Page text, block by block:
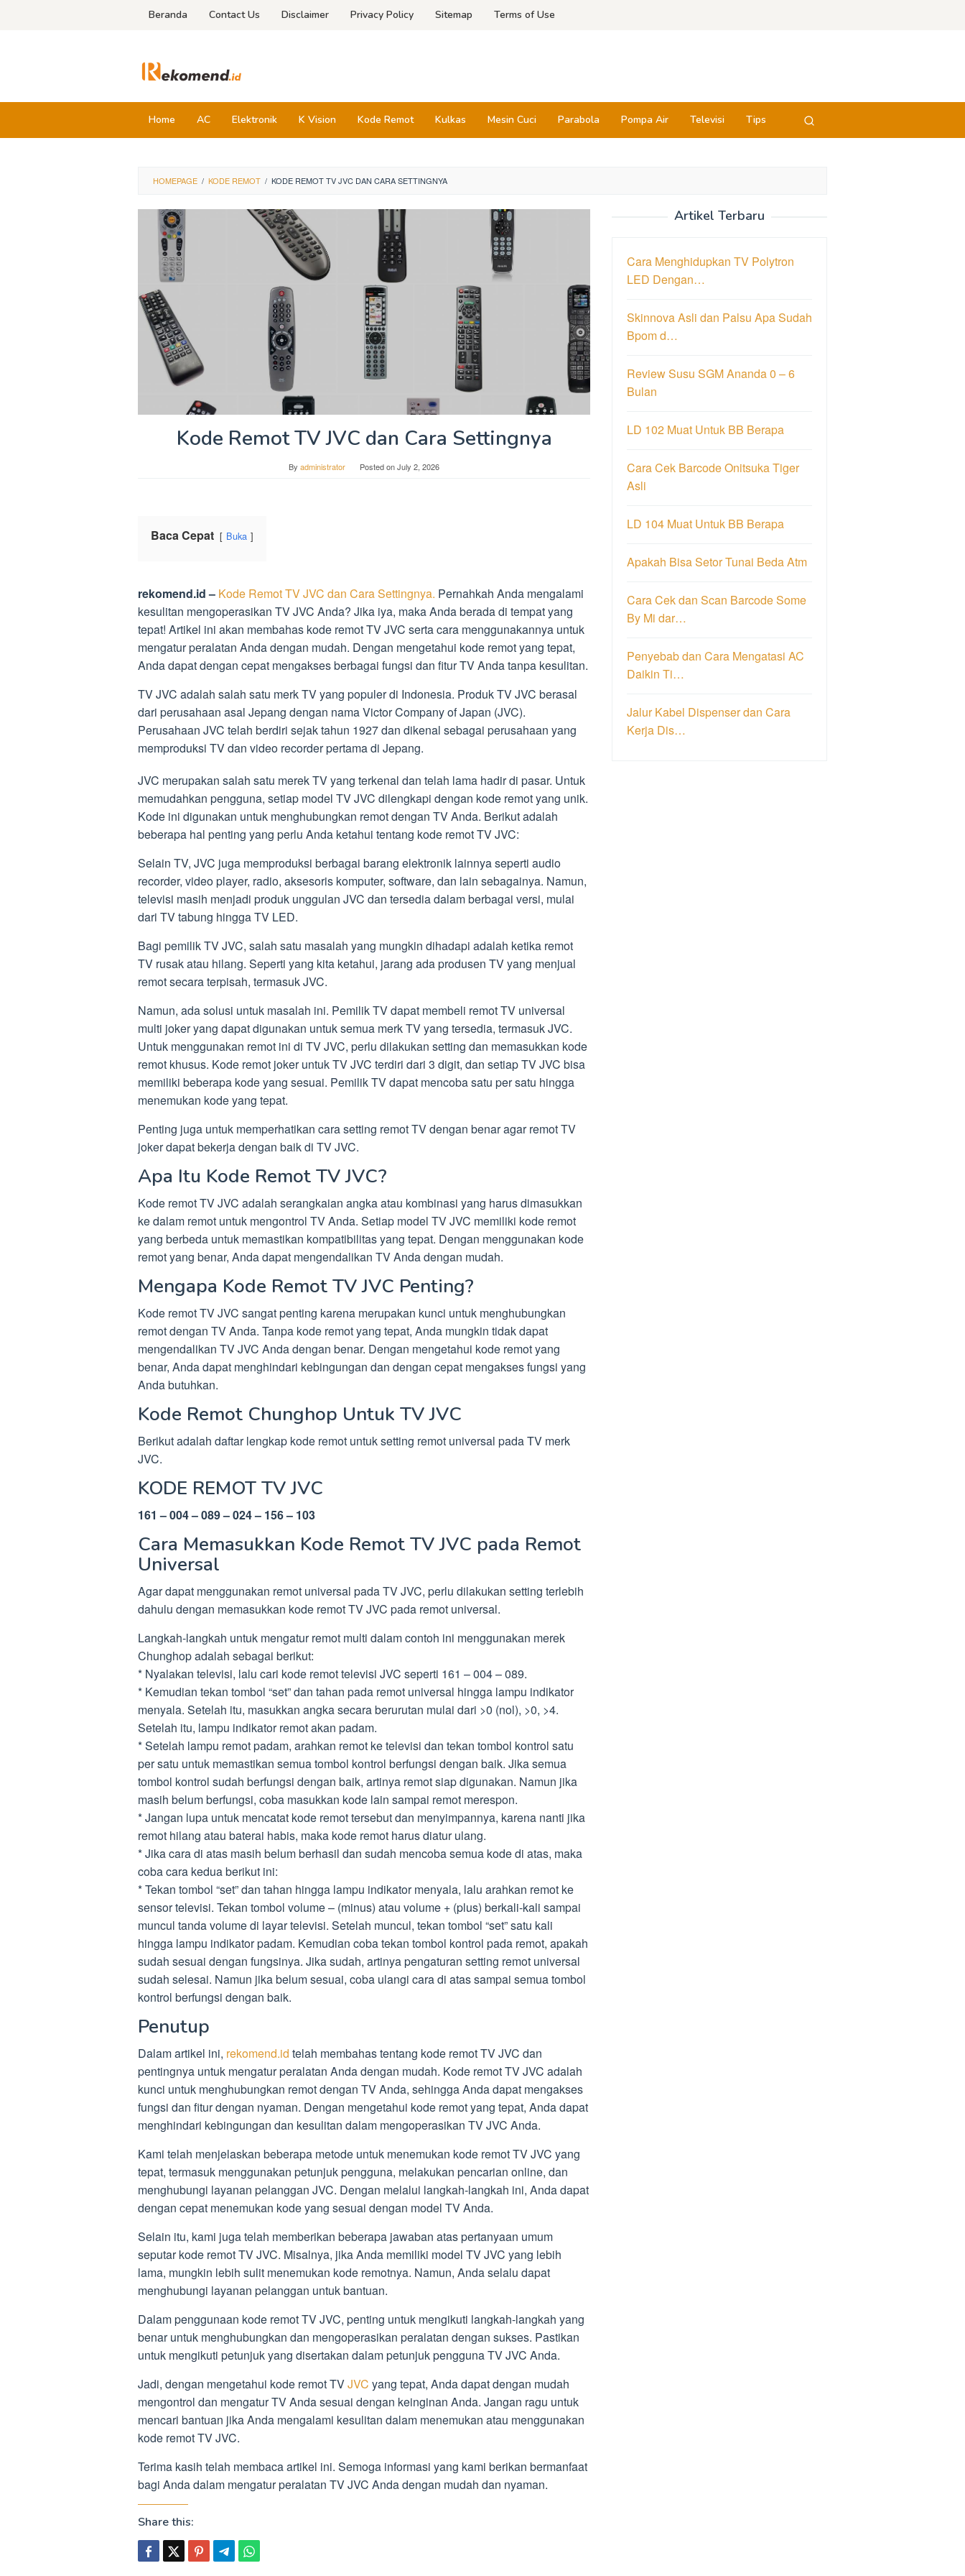
Beranda Contact Us Disclaimer Privacy Policy Sitemap Terms of Use
Home AC Elektronik K Vision Kode Remot Kulkas Mesin Cuci Parabola Pompa Air Televisi Tips
HOMEPAGE / KODE REMOT / KODE REMOT TV JVC DAN CARA SETTINGNYA
Kode Remot TV JVC dan Cara Settingnya
By administrator Posted onJuly 2, 2026
Baca Cepat Buka
rekomend.id – Kode Remot TV JVC dan Cara Settingnya. Pernahkah Anda mengalami
kesulitan mengoperasikan TV JVC Anda? Jika iya, maka Anda berada di tempat yang
tepat! Artikel ini akan membahas kode remot TV JVC serta cara menggunakannya untuk
mengatur peralatan Anda dengan mudah. Dengan mengetahui kode remot yang tepat,
Anda dapat dengan cepat mengakses berbagai fungsi dan fitur TV Anda tanpa kesulitan.
TV JVC adalah salah satu merk TV yang populer di Indonesia. Produk TV JVC berasal
dari perusahaan asal Jepang dengan nama Victor Company of Japan (JVC).
Perusahaan JVC telah berdiri sejak tahun 1927 dan dikenal sebagai perusahaan yang
memproduksi TV dan video recorder pertama di Jepang.
JVC merupakan salah satu merek TV yang terkenal dan telah lama hadir di pasar. Untuk
memudahkan pengguna, setiap model TV JVC dilengkapi dengan kode remot yang unik.
Kode ini digunakan untuk menghubungkan remot dengan TV Anda. Berikut adalah
beberapa hal penting yang perlu Anda ketahui tentang kode remot TV JVC:
Selain TV, JVC juga memproduksi berbagai barang elektronik lainnya seperti audio
recorder, video player, radio, aksesoris komputer, software, dan lain sebagainya. Namun,
televisi masih menjadi produk unggulan JVC dan tersedia dalam berbagai versi, mulai
dari TV tabung hingga TV LED.
Bagi pemilik TV JVC, salah satu masalah yang mungkin dihadapi adalah ketika remot
TV rusak atau hilang. Seperti yang kita ketahui, jarang ada produsen TV yang menjual
remot secara terpisah, termasuk JVC.
Namun, ada solusi untuk masalah ini. Pemilik TV dapat membeli remot TV universal
multi joker yang dapat digunakan untuk semua merk TV yang tersedia, termasuk JVC.
Untuk menggunakan remot ini di TV JVC, perlu dilakukan setting dan memasukkan kode
remot khusus. Kode remot joker untuk TV JVC terdiri dari 3 digit, dan setiap TV JVC bisa
memiliki beberapa kode yang sesuai. Pemilik TV dapat mencoba satu per satu hingga
menemukan kode yang tepat.
Penting juga untuk memperhatikan cara setting remot TV dengan benar agar remot TV
joker dapat bekerja dengan baik di TV JVC.
Apa Itu Kode Remot TV JVC?
Kode remot TV JVC adalah serangkaian angka atau kombinasi yang harus dimasukkan
ke dalam remot untuk mengontrol TV Anda. Setiap model TV JVC memiliki kode remot
yang berbeda untuk memastikan kompatibilitas yang tepat. Dengan menggunakan kode
remot yang benar, Anda dapat mengendalikan TV Anda dengan mudah.
Mengapa Kode Remot TV JVC Penting?
Kode remot TV JVC sangat penting karena merupakan kunci untuk menghubungkan
remot dengan TV Anda. Tanpa kode remot yang tepat, Anda mungkin tidak dapat
mengendalikan TV JVC Anda dengan benar. Dengan mengetahui kode remot yang
benar, Anda dapat menghindari kebingungan dan dengan cepat mengakses fungsi yang
Anda butuhkan.
Kode Remot Chunghop Untuk TV JVC
Berikut adalah daftar lengkap kode remot untuk setting remot universal pada TV merk
JVC.
KODE REMOT TV JVC
161 – 004 – 089 – 024 – 156 – 103
Cara Memasukkan Kode Remot TV JVC pada Remot
Universal
Agar dapat menggunakan remot universal pada TV JVC, perlu dilakukan setting terlebih
dahulu dengan memasukkan kode remot TV JVC pada remot universal.
Langkah-langkah untuk mengatur remot multi dalam contoh ini menggunakan merek
Chunghop adalah sebagai berikut:
* Nyalakan televisi, lalu cari kode remot televisi JVC seperti 161 – 004 – 089.
* Kemudian tekan tombol “set” dan tahan pada remot universal hingga lampu indikator
menyala. Setelah itu, masukkan angka secara berurutan mulai dari >0 (nol), >0, >4.
Setelah itu, lampu indikator remot akan padam.
* Setelah lampu remot padam, arahkan remot ke televisi dan tekan tombol kontrol satu
per satu untuk memastikan semua tombol kontrol berfungsi dengan baik. Jika semua
tombol kontrol sudah berfungsi dengan baik, artinya remot siap digunakan. Namun jika
masih belum berfungsi, coba masukkan kode lain sampai remot merespon.
* Jangan lupa untuk mencatat kode remot tersebut dan menyimpannya, karena nanti jika
remot hilang atau baterai habis, maka kode remot harus diatur ulang.
* Jika cara di atas masih belum berhasil dan sudah mencoba semua kode di atas, maka
coba cara kedua berikut ini:
* Tekan tombol “set” dan tahan hingga lampu indikator menyala, lalu arahkan remot ke
sensor televisi. Tekan tombol volume – (minus) atau volume + (plus) berkali-kali sampai
muncul tanda volume di layar televisi. Setelah muncul, tekan tombol “set” satu kali
hingga lampu indikator padam. Kemudian coba tekan tombol kontrol pada remot, apakah
sudah sesuai dengan fungsinya. Jika sudah, artinya pengaturan setting remot universal
sudah selesai. Namun jika belum sesuai, coba ulangi cara di atas sampai semua tombol
kontrol berfungsi dengan baik.
Penutup
Dalam artikel ini, rekomend.id telah membahas tentang kode remot TV JVC dan
pentingnya untuk mengatur peralatan Anda dengan mudah. Kode remot TV JVC adalah
kunci untuk menghubungkan remot dengan TV Anda, sehingga Anda dapat mengakses
fungsi dan fitur dengan nyaman. Dengan mengetahui kode remot yang tepat, Anda dapat
menghindari kebingungan dan kesulitan dalam mengoperasikan TV JVC Anda.
Kami telah menjelaskan beberapa metode untuk menemukan kode remot TV JVC yang
tepat, termasuk menggunakan petunjuk pengguna, melakukan pencarian online, dan
menghubungi layanan pelanggan JVC. Dengan melalui langkah-langkah ini, Anda dapat
dengan cepat menemukan kode yang sesuai dengan model TV Anda.
Selain itu, kami juga telah memberikan beberapa jawaban atas pertanyaan umum
seputar kode remot TV JVC. Misalnya, jika Anda memiliki model TV JVC yang lebih
lama, mungkin lebih sulit menemukan kode remotnya. Namun, Anda selalu dapat
menghubungi layanan pelanggan untuk bantuan.
Dalam penggunaan kode remot TV JVC, penting untuk mengikuti langkah-langkah yang
benar untuk menghubungkan dan mengoperasikan peralatan dengan sukses. Pastikan
untuk mengikuti petunjuk yang disertakan dalam petunjuk pengguna TV JVC Anda.
Jadi, dengan mengetahui kode remot TVJVC yang tepat, Anda dapat dengan mudah
mengontrol dan mengatur TV Anda sesuai dengan keinginan Anda. Jangan ragu untuk
mencari bantuan jika Anda mengalami kesulitan dalam menemukan atau menggunakan
kode remot TV JVC.
Terima kasih telah membaca artikel ini. Semoga informasi yang kami berikan bermanfaat
bagi Anda dalam mengatur peralatan TV JVC Anda dengan mudah dan nyaman.
Share this:
Artikel Terbaru
Cara Menghidupkan TV Polytron
LED Dengan…
Skinnova Asli dan Palsu Apa Sudah
Bpom d…
Review Susu SGM Ananda 0 – 6
Bulan
LD 102 Muat Untuk BB Berapa
Cara Cek Barcode Onitsuka Tiger
Asli
LD 104 Muat Untuk BB Berapa
Apakah Bisa Setor Tunai Beda Atm
Cara Cek dan Scan Barcode Some
By Mi dar…
Penyebab dan Cara Mengatasi AC
Daikin Ti…
Jalur Kabel Dispenser dan Cara
Kerja Dis…